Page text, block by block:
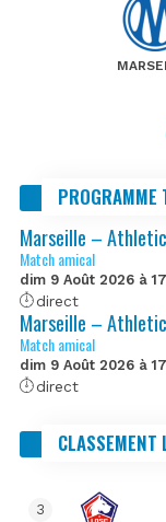
PROGRAMME
Marseille –
Match amical
dim 9 Août 2026 à
direct
Marseille –
Match amical
dim 9 Août 2026 à
direct
CLASSEMENT
3